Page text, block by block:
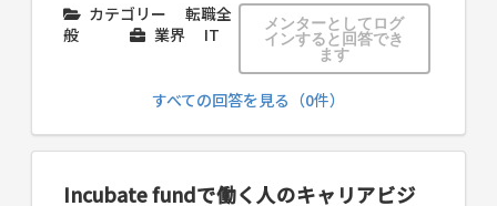
カテゴリー
転職全
般
業界 IT
メンターとしてログ
インすると回答でき
ます
すべての回答を見る（0件）
Incubate fundで働く人のキャリアビジ